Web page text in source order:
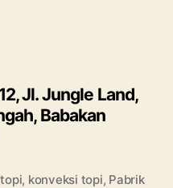
Jl. Jungle Land,
Babakan
, konveksi topi, Pabrik